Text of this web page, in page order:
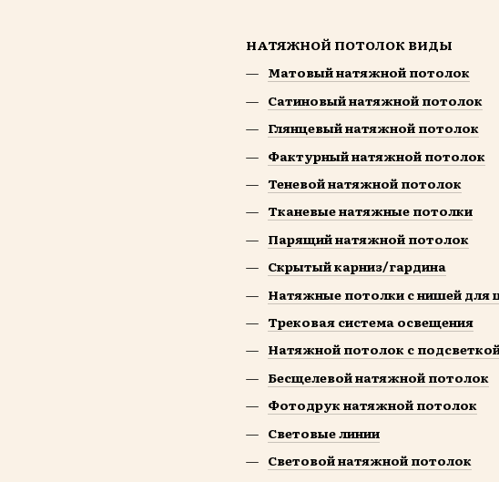
НАТЯЖНОЙ ПОТОЛОК ВИДЫ
Матовый натяжной потолок
Сатиновый натяжной потолок
Глянцевый натяжной потолок
Фактурный натяжной потолок
Теневой натяжной потолок
Тканевые натяжные потолки
Парящий натяжной потолок
Скрытый карниз/гардина
Натяжные потолки с нишей для
Трековая система освещения
Натяжной потолок с
Бесщелевой натяжной потолок
Фотодрук натяжной потолок
Световые линии
Световой натяжной потолок